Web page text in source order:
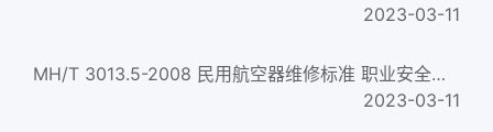
2023-03-11
MH/T 3013.5-2008 民用航空器维修标准 职业安全健康 第5部分：起重设备安全管理规则
2023-03-11